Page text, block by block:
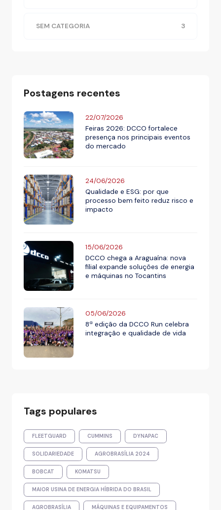
SEM CATEGORIA 3
Postagens recentes
22/07/2026
Feiras 2026: DCCO fortalece
presença nos principais eventos
do mercado
24/06/2026
Qualidade e ESG: por que
processo bem feito reduz risco e
impacto
15/06/2026
DCCO chega a Araguaína: nova
filial expande soluções de energia
e máquinas no Tocantins
05/06/2026
8ª edição da DCCO Run celebra
integração e qualidade de vida
Tags populares
FLEETGUARD CUMMINS DYNAPAC
SOLIDARIEDADE AGROBRASÍLIA 2024
BOBCAT KOMATSU
MAIOR USINA DE ENERGIA HÍBRIDA DO BRASIL
AGROBRASÍLIA MÁQUINAS E EQUIPAMENTOS